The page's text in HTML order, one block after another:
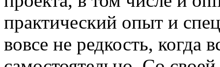
практический опыт и
вовсе не редкость, когда